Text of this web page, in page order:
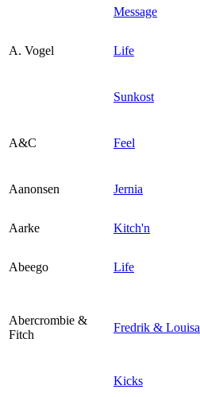
Message
A. Vogel Life
Sunkost
A&C Feel
Aanonsen Jernia
Aarke
Kitch'n
Abeego Life
Abercrombie &
Fitch
Fredrik & Louisa
Kicks